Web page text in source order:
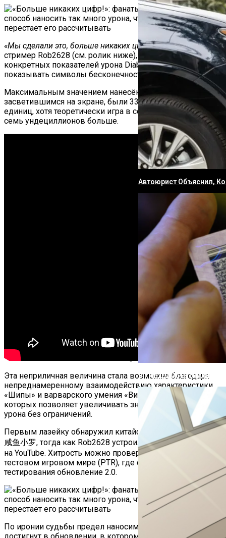
Автоюрист Объяснил,
В ГИБДД Объяснили,
«Мы сделали это, больше никаких цифр!»— воскликнул
стример Rob2628 (см. ролик ниже), когда вместо
конкретных показателей урона Diablo IV вдруг начала
показывать символы бесконечности.
Максимальным значением нанесённого Rob2628 урона,
засветившимся на экране, были 333 ундециллиона
единиц, хотя теоретически игра в состоянии показать на
семь ундециллионов больше.
Эта неприличная величина стала возможна благодаря
непреднамеренному взаимодействию характеристики
«Шипы» и варварского умения «Вихрь», комбинация
которых позволяет увеличивать значение наносимого
урона без ограничений.
Первым лазейку обнаружил китайский игрок 透了个明 &
咸鱼小罗, тогда как Rob2628 устроил её демонстрацию
на YouTube. Хитрость можно провернуть лишь в
тестовом игровом мире (PTR), где сейчас доступно для
тестирования обновление 2.0.
По иронии судьбы предел наносимого урона был
достигнут в обновлении, в котором команда Diablo IV